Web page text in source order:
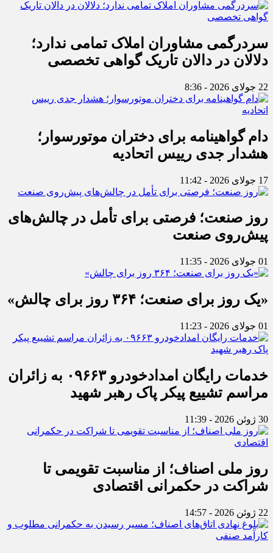
سردرگمی مشاوران املاک تمامی ندارد؛
دلالان در دالان تاریک گواهی تخصصی
22 جولای 2026 - 8:36
دام گواهینامه برای دختران موتورسوار؛
هشدار جدی رییس اتحادیه
17 جولای 2026 - 11:42
روز صنعت؛ فرصتی برای تأمل در چالش‌های
پیش‌روی صنعت
01 جولای 2026 - 11:35
«یک روز برای صنعت؛ ۳۶۴ روز برای چالش»
01 جولای 2026 - 11:23
خدمات رایگان امدادخودرو ۰۹۶۶۳ به زائران
مراسم تشییع پیکر پاک رهبر شهید
30 ژوئن 2026 - 11:39
روز ملی اصناف؛ از مناسبت تقویمی تا
شراکت در حکمرانی اقتصادی
22 ژوئن 2026 - 14:57